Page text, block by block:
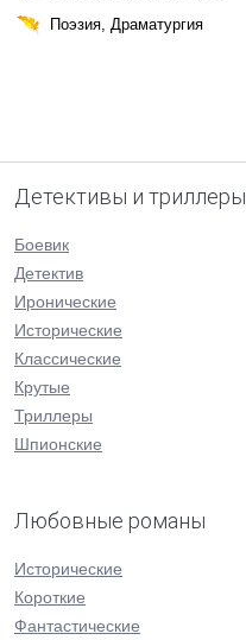
Поэзия, Драматургия
Детективы и триллеры
Боевик
Детектив
Иронические
Исторические
Классические
Крутые
Триллеры
Шпионские
Любовные романы
Исторические
Короткие
Фантастические